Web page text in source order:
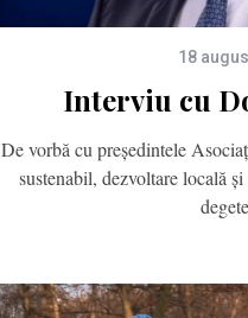
18
Interviu cu
De vorbă cu președintele
sustenabil, dezvoltare locală